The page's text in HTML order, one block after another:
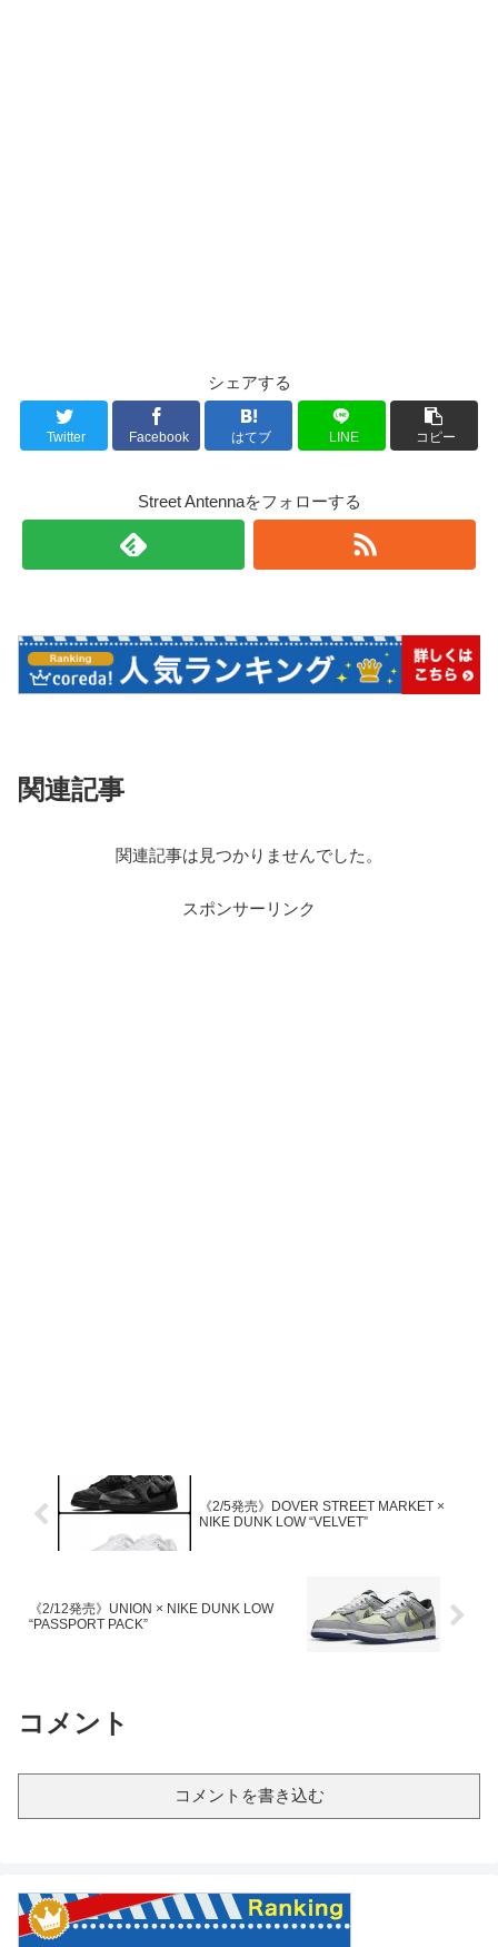
シェアする
Twitter Facebook はてブ LINE コピー
Street Antennaをフォローする
関連記事
関連記事は見つかりませんでした。
スポンサーリンク
《2/5発売》DOVER STREET MARKET ×
NIKE DUNK LOW “VELVET”
《2/12発売》UNION × NIKE DUNK LOW
“PASSPORT PACK”
コメント
コメントを書き込む